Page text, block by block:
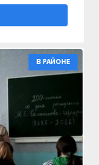
В РАЙОНЕ